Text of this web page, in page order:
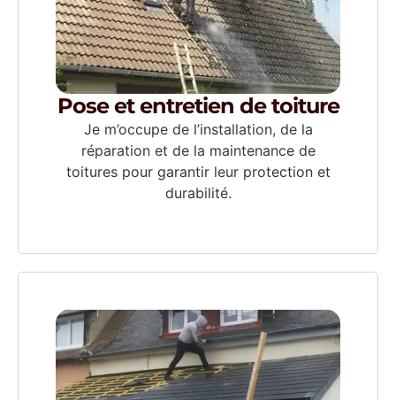
Pose et entretien de toiture
Je m’occupe de l’installation, de la
réparation et de la maintenance de
toitures pour garantir leur protection et
durabilité.